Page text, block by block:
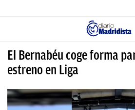
NOTICIAS
MADRID
El Bernabéu coge forma
estreno en Liga